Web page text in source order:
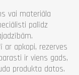
vai materiāla
palīdz
apkopi, rezerves
ir viens gads,
produkta datos.